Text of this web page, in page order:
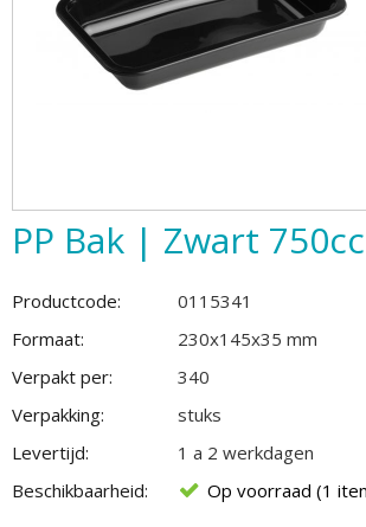
PP Bak | Zwart
Productcode:
0115341
Formaat:
230x145x35 mm
Verpakt per:
340
Verpakking:
stuks
Levertijd:
1 a 2 werkdagen
Beschikbaarheid:
Op voorraad (1